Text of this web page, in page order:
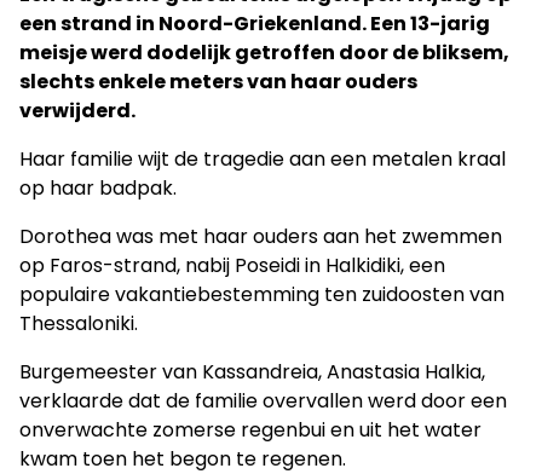
een strand in Noord-Griekenland. Een 13-jarig
meisje werd dodelijk getroffen door de bliksem,
slechts enkele meters van haar ouders
verwijderd.
Haar familie wijt de tragedie aan een metalen kraal
op haar badpak.
Dorothea was met haar ouders aan het zwemmen
op Faros-strand, nabij Poseidi in Halkidiki, een
populaire vakantiebestemming ten zuidoosten van
Thessaloniki.
Burgemeester van Kassandreia, Anastasia Halkia,
verklaarde dat de familie overvallen werd door een
onverwachte zomerse regenbui en uit het water
kwam toen het begon te regenen.